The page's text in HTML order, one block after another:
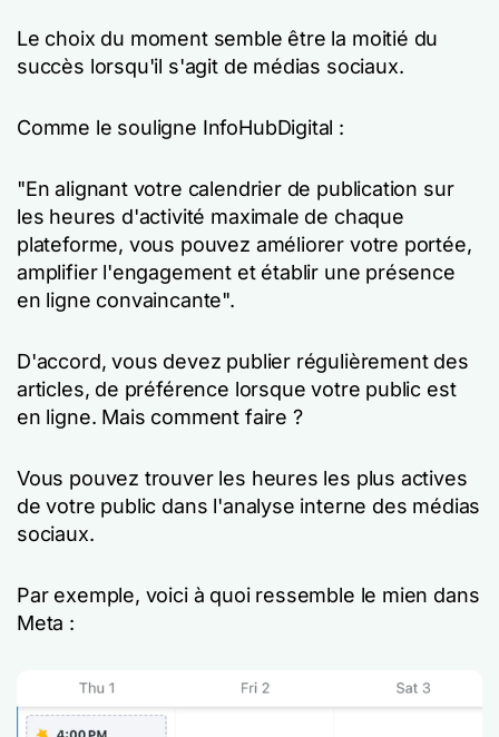
Le choix du moment semble être la moitié du
succès lorsqu'il s'agit de médias sociaux.
Comme le souligne InfoHubDigital :
"En alignant votre calendrier de publication sur
les heures d'activité maximale de chaque
plateforme, vous pouvez améliorer votre portée,
amplifier l'engagement et établir une présence
en ligne convaincante".
D'accord, vous devez publier régulièrement des
articles, de préférence lorsque votre public est
en ligne. Mais comment faire ?
Vous pouvez trouver les heures les plus actives
de votre public dans l'analyse interne des médias
sociaux.
Par exemple, voici à quoi ressemble le mien dans
Meta :